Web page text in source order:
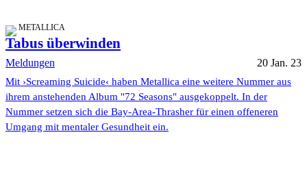
METALLICA
Tabus überwinden
Meldungen 20 Jan. 23
Mit ›Screaming Suicide‹ haben Metallica eine weitere Nummer aus
ihrem anstehenden Album "72 Seasons" ausgekoppelt. In der
Nummer setzen sich die Bay-Area-Thrasher für einen offeneren
Umgang mit mentaler Gesundheit ein.